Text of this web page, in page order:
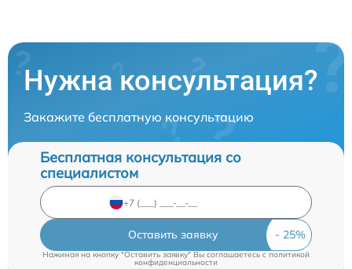
Нужна консультация?
Закажите бесплатную консультацию
Бесплатная консультация со
специалистом
Оставить заявку
Нажимая на кнопку "Оставить заявку" Вы соглашаетесь c политикой
конфиденциальности